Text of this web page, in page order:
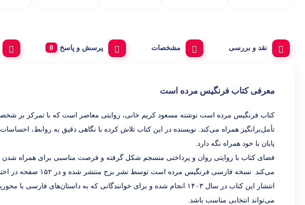
نقد و بررسی مشخصات پرسش و پاسخ
معرفی کتاب فرنگیس مرده است
کتاب فرنگیس مرده است نوشته مسعود کریم خانی، روایتی معاصر است که با تمرکز بر
تأمل‌برانگیز همراه می‌کند. نویسنده در این کتاب تلاش کرده با نگاهی دقیق به روابط،
پایان با خود همراه نگه دارد.
فضای کتاب با روایتی روان و پرداختی منسجم شکل گرفته و فرصت مناسبی برای همراه
می‌کند. نسخه فارسی فرنگیس مرده است توسط نشر برج منتشر شده و در ۱۵۲ صفحه در اختیار علاقه‌مندان به ادبیات معاصر قرار گرفته است.
انتشار این کتاب در سال ۱۴۰۳ انجام شده و برای خوانندگانی که به داستان‌های
می‌تواند انتخابی مناسب باشد.